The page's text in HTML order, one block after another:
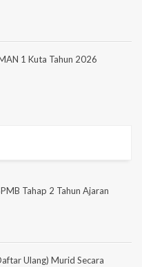
1 Kuta Tahun 2026
Tahap 2 Tahun Ajaran
Ulang) Murid Secara